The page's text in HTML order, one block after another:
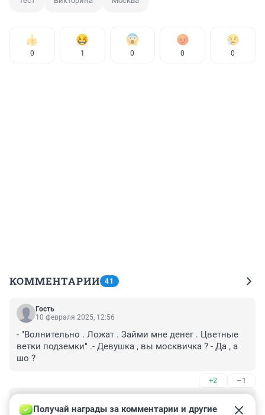
0 1 0 0 0
КОММЕНТАРИИ 41
Гость
10 февраля 2025, 12:56
- "Волнительно . Ложат . Займи мне денег . Цветные
ветки подземки" .- Девушка , вы москвичка ? - Да , а
шо ?
+2 –1
9 февраля 2025, 22:19
Получай награды за комментарии и другие